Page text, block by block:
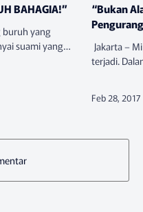
BAHAGIA!”
buruh yang
suami yang
“Bukan
Jakarta –
terjadi.